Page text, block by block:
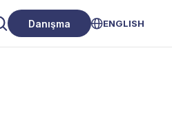
Danışma ENGLISH